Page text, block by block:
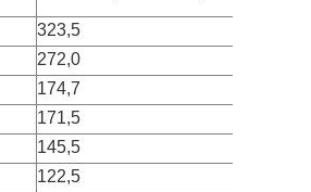
323,5
272,0
174,7
171,5
145,5
122,5